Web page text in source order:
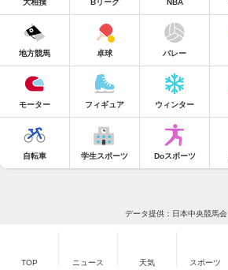
大相撲 Bリーグ NBA
地方競馬 卓球 バレー
モーター フィギュア ウィンター
自転車 学生スポーツ Doスポーツ
データ提供：日本中央競馬会
TOP ニュース 天気 スポーツ